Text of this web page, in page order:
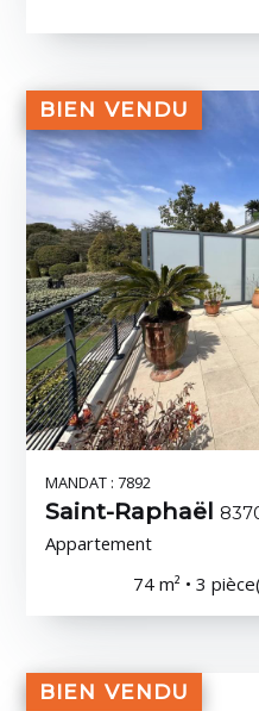
BIEN VENDU
MANDAT : 7892
Saint-Raphaël
Appartement
74 m² • 3
BIEN VENDU
MANDAT : 7736